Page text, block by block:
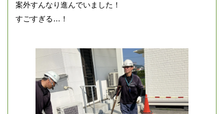
案外すんなり進んでいました！
すごすぎる…！